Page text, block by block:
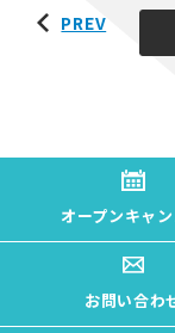
PREV
オープンキャ
お問い合わ